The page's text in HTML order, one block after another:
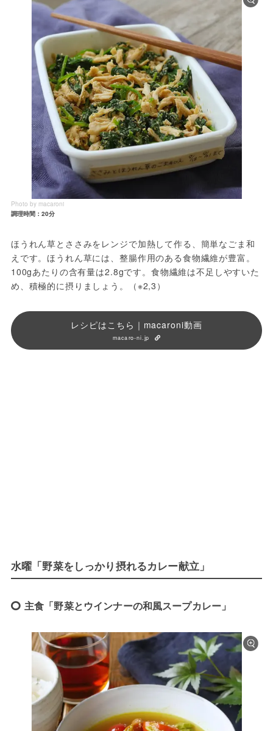
Photo by macaroni
調理時間：20分
ほうれん草とささみをレンジで加熱して作る、簡単なごま和
えです。ほうれん草には、整腸作用のある食物繊維が豊富。
100gあたりの含有量は2.8gです。食物繊維は不足しやすいた
め、積極的に摂りましょう。（※2,3）
レシピはこちら｜macaroni動画
macaro-ni.jp
水曜「野菜をしっかり摂れるカレー献立」
主食「野菜とウインナーの和風スープカレー」